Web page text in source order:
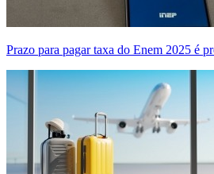
Prazo para pagar taxa do Enem 2025 é